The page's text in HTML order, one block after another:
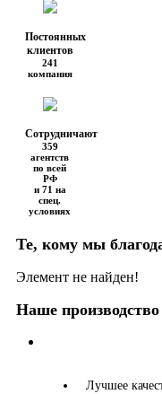
Постоянных
клиентов
241
компания
Сотрудничают
359
агентств
по всей
РФ
и 71 на
спец.
условиях
Те, кому мы
Элемент не найден!
Наше производство
Лучшее